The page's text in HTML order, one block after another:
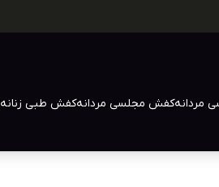
مردانهکفش مجلسی مردانهکفش طبی زنانه